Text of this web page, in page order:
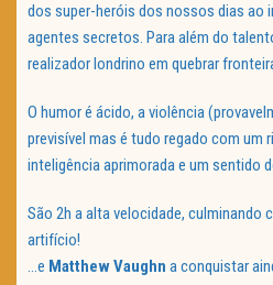
dos super-heróis dos nossos dias ao
agentes secretos. Para além do
realizador londrino em quebrar
O humor é ácido, a violência
previsível mas é tudo regado com um
inteligência aprimorada e um sentido
São 2h a alta velocidade, culminando
artifício!
…e Matthew Vaughn a conquistar